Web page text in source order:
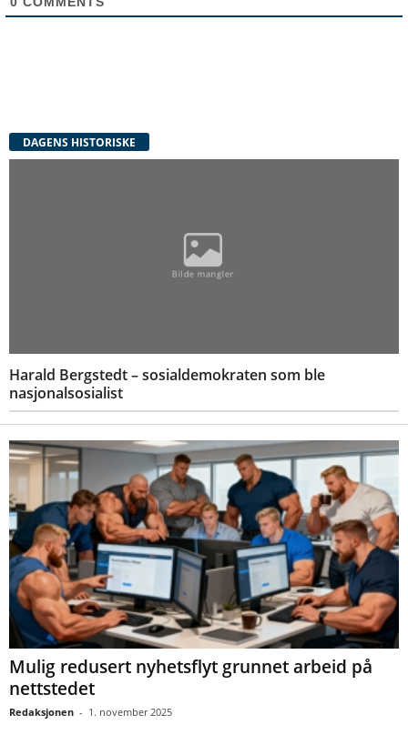
DAGENS HISTORISKE
Harald Bergstedt – sosialdemokraten som ble
nasjonalsosialist
Mulig redusert nyhetsflyt grunnet arbeid på
nettstedet
Redaksjonen - 1. november 2025